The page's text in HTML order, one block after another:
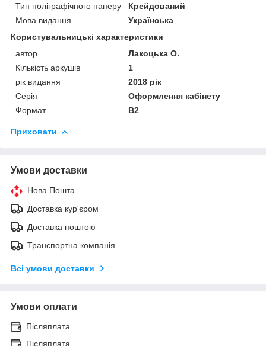
Тип поліграфічного паперу
Крейдований
Мова видання
Українська
Користувальницькі характеристики
автор
Лакоцька О.
Кількість аркушів
1
рік видання
2018 рік
Серія
Оформлення кабінету
Формат
В2
Приховати
Умови доставки
Нова Пошта
Доставка кур'єром
Доставка поштою
Транспортна компанія
Всі умови доставки
Умови оплати
Післяплата
Післяплата